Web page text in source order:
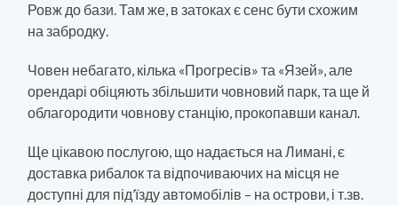
Ровж до бази. Там же, в затоках є сенс бути схожим
на забродку.
Човен небагато, кілька «Прогресів» та «Язей», але
орендарі обіцяють збільшити човновий парк, та ще й
облагородити човнову станцію, прокопавши канал.
Ще цікавою послугою, що надається на Лимані, є
доставка рибалок та відпочиваючих на місця не
доступні для під’їзду автомобілів – на острови, і т.зв.